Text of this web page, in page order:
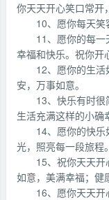
你天天开心笑口常开
10、愿你每天笑
11、愿你的每
幸福和快乐。祝你开
12、愿你的生
安，万事如意。
13、快乐有时
生活充满这样的小确
14、愿你的快
光，照亮每一段旅程。
15、祝你天天
如意，美满幸福；健
16、愿你天天